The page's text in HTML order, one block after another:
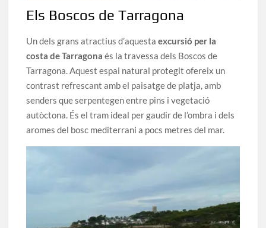
Els Boscos de Tarragona
Un dels grans atractius d’aquestaexcursió per la
costa de Tarragona és la travessa dels Boscos de
Tarragona. Aquest espai natural protegit ofereix un
contrast refrescant amb el paisatge de platja, amb
senders que serpentegen entre pins i vegetació
autòctona. És el tram ideal per gaudir de l’ombra i dels
aromes del bosc mediterrani a pocs metres del mar.